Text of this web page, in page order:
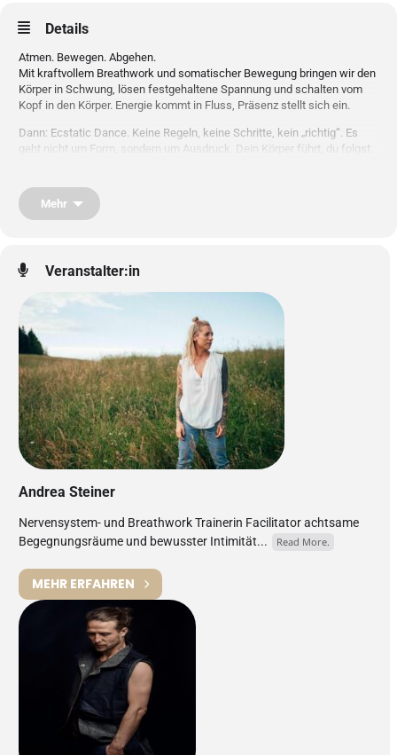
Details
Atmen. Bewegen. Abgehen.
Mit kraftvollem Breathwork und somatischer Bewegung bringen wir den
Körper in Schwung, lösen festgehaltene Spannung und schalten vom
Kopf in den Körper. Energie kommt in Fluss, Präsenz stellt sich ein.
Dann: Ecstatic Dance. Keine Regeln, keine Schritte, kein „richtig“. Es
geht nicht um Form, sondern um Ausdruck. Dein Körper führt, du folgst.
Eine Einladung, loszulassen, dich reinzuwerfen und dich lebendig zu
fühlen.
Komm wie du bist. Tanz, was da ist.
Andrea & Chrisi
Mehr
Veranstalter:in
Andrea Steiner
Nervensystem- und Breathwork Trainerin Facilitator achtsame
Begegnungsräume und bewusster Intimität...
Read More.
MEHR ERFAHREN